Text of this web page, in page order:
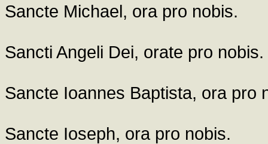
Sancte Michael, ora pro nobis.
Sancti Angeli Dei, orate pro nobis.
Sancte Ioannes Baptista, ora pro
Sancte Ioseph, ora pro nobis.